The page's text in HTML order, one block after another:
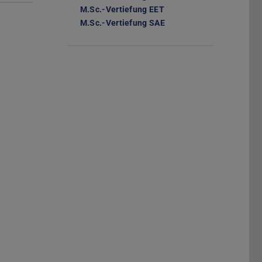
M.Sc.-Vertiefung EET(XLSX-Datei)
M.Sc.-Vertiefung SAE(XLSX-Datei)